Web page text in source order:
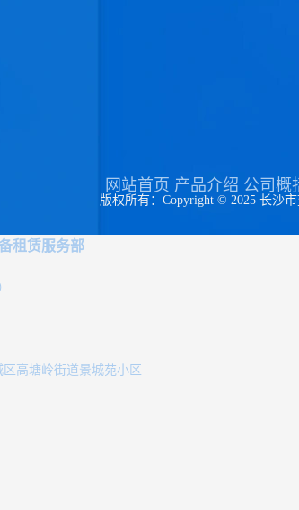
网站首页 产品介绍 公司概
租赁服务部
高塘岭街道景城苑小区
版权所有：Copyright © 2025 长沙